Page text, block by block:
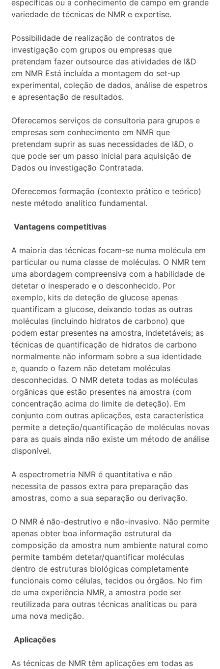
específicas ou a conhecimento de campo em grande
variedade de técnicas de NMR e expertise.
Possibilidade de realização de contratos de
investigação com grupos ou empresas que
pretendam fazer outsource das atividades de I&D
em NMR Está incluída a montagem do set-up
experimental, coleção de dados, análise de espetros
e apresentação de resultados.
Oferecemos serviços de consultoria para grupos e
empresas sem conhecimento em NMR que
pretendam suprir as suas necessidades de I&D, o
que pode ser um passo inicial para aquisição de
Dados ou investigação Contratada.
Oferecemos formação (contexto prático e teórico)
neste método analítico fundamental.
Vantagens competitivas
A maioria das técnicas focam-se numa molécula em
particular ou numa classe de moléculas. O NMR tem
uma abordagem compreensiva com a habilidade de
detetar o inesperado e o desconhecido. Por
exemplo, kits de deteção de glucose apenas
quantificam a glucose, deixando todas as outras
moléculas (incluindo hidratos de carbono) que
podem estar presentes na amostra, indetetáveis; as
técnicas de quantificação de hidratos de carbono
normalmente não informam sobre a sua identidade
e, quando o fazem não detetam moléculas
desconhecidas. O NMR deteta todas as moléculas
orgânicas que estão presentes na amostra (com
concentração acima do limite de deteção). Em
conjunto com outras aplicações, esta característica
permite a deteção/quantificação de moléculas novas
para as quais ainda não existe um método de análise
disponível.
A espectrometria NMR é quantitativa e não
necessita de passos extra para preparação das
amostras, como a sua separação ou derivação.
O NMR é não-destrutivo e não-invasivo. Não permite
apenas obter boa informação estrutural da
composição da amostra num ambiente natural como
permite também detetar/quantificar moléculas
dentro de estruturas biológicas completamente
funcionais como células, tecidos ou órgãos. No fim
de uma experiência NMR, a amostra pode ser
reutilizada para outras técnicas analíticas ou para
uma nova medição.
Aplicações
As técnicas de NMR têm aplicações em todas as